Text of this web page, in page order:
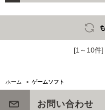
[1～10件]
ホーム > ゲームソフト
お問い合わせ